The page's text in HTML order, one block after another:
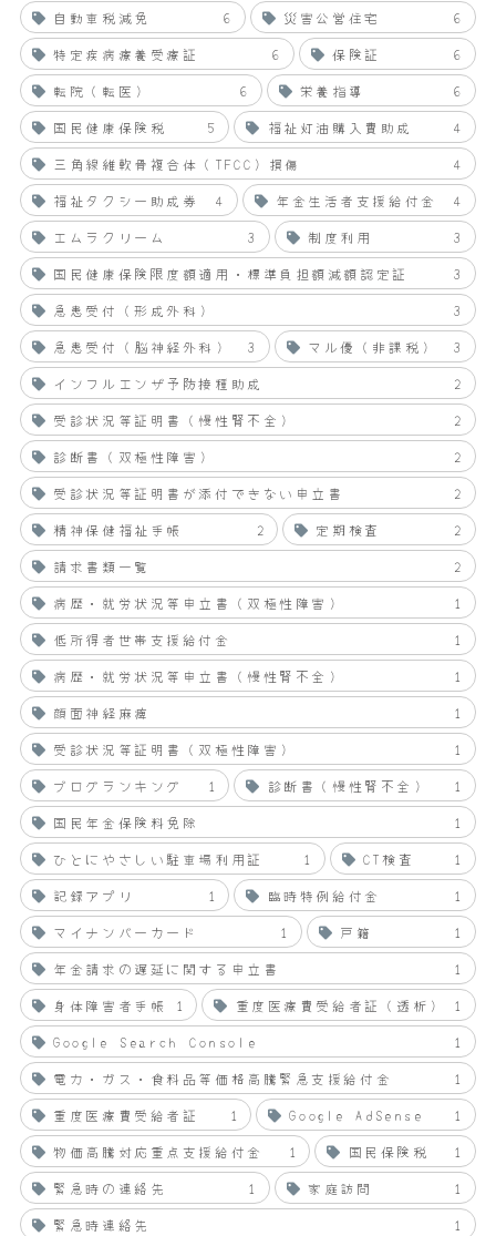
自動車税減免 6 災害公営住宅
6
特定疾病療養受療証
6 保険証
6
転院（転医）
6 栄養指導
6
国民健康保険税
5 福祉灯油購入費助成
4
三角線維軟骨複合体（TFCC）損傷
4
福祉タクシー助成券
4 年金生活者支援給付金
4
エムラクリーム
3 制度利用
3
国民健康保険限度額適用・標準負担額減額認定証
3
急患受付（形成外科）
3
急患受付（脳神経外科）
3 マル優（非課税）
3
インフルエンザ予防接種助成
2
受診状況等証明書（慢性腎不全）
2
診断書（双極性障害）
2
受診状況等証明書が添付できない申立書
2
精神保健福祉手帳
2 定期検査
2
請求書類一覧
2
病歴・就労状況等申立書（双極性障害）
1
低所得者世帯支援給付金
1
病歴・就労状況等申立書（慢性腎不全）
1
顔面神経麻痺
1
受診状況等証明書（双極性障害）
1
ブログランキング
1 診断書（慢性腎不全）
1
国民年金保険料免除
1
ひとにやさしい駐車場利用証
1 CT検査
1
記録アプリ
1 臨時特例給付金
1
マイナンバーカード
1 戸籍
1
年金請求の遅延に関する申立書
1
身体障害者手帳
1 重度医療費受給者証（透析）
1
Google Search Console
1
電力・ガス・食料品等価格高騰緊急支援給付金
1
重度医療費受給者証
1 Google AdSense
1
物価高騰対応重点支援給付金
1 国民保険税
1
緊急時の連絡先
1 家庭訪問
1
緊急時連絡先
1